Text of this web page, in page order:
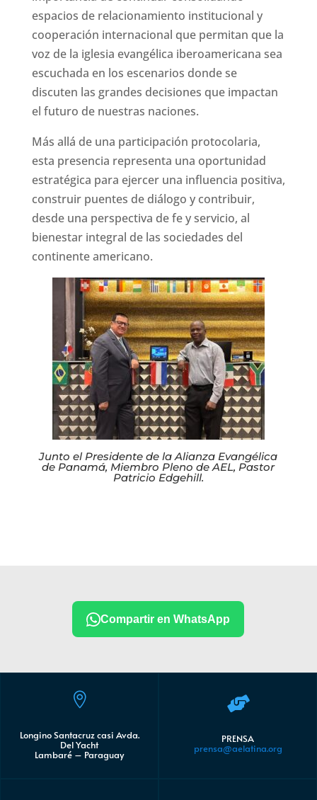
espacios de relacionamiento institucional y
cooperación internacional que permitan que la
voz de la iglesia evangélica iberoamericana sea
escuchada en los escenarios donde se
discuten las grandes decisiones que impactan
el futuro de nuestras naciones.
Más allá de una participación protocolaria,
esta presencia representa una oportunidad
estratégica para ejercer una influencia positiva,
construir puentes de diálogo y contribuir,
desde una perspectiva de fe y servicio, al
bienestar integral de las sociedades del
continente americano.
Junto el Presidente de la Alianza Evangélica
de Panamá, Miembro Pleno de AEL, Pastor
Patricio Edgehill.
Compartir en WhatsApp

Longino Santacruz casi Avda.
Del Yacht
Lambaré – Paraguay

PRENSA
prensa@aelatina.org